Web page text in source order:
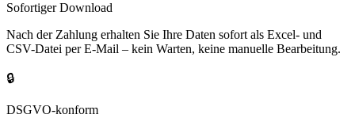
Sofortiger Download
Nach der Zahlung erhalten Sie Ihre Daten sofort als Excel- und
CSV-Datei per E-Mail – kein Warten, keine manuelle Bearbeitung.
🔒
DSGVO-konform